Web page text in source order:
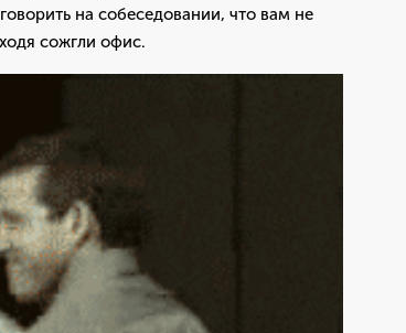
на собеседовании, что вам не
сожгли офис.